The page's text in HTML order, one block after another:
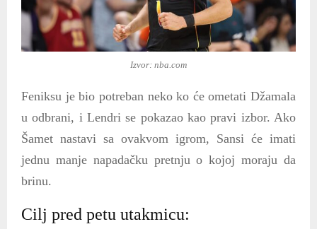
Izvor: nba.com
Feniksu je bio potreban neko ko će ometati Džamala
u odbrani, i Lendri se pokazao kao pravi izbor. Ako
Šamet nastavi sa ovakvom igrom, Sansi će imati
jednu manje napadačku pretnju o kojoj moraju da
brinu.
Cilj pred petu utakmicu: